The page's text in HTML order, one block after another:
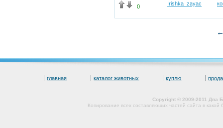
0 Irishka_zayac
главная каталог животных куплю
Copyright © 2009-2011 Два
Копирование всех составляющих частей сайта в